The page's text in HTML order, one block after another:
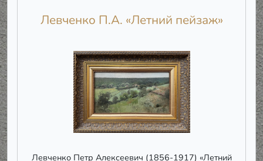
Левченко П.А. «Летний пейзаж»
Левченко Петр Алексеевич (1856-1917) «Летний